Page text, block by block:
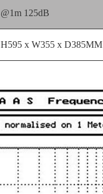
@1m 125dB
H595 x W355 x D385MM